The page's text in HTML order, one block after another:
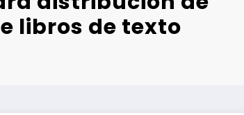
libros de texto